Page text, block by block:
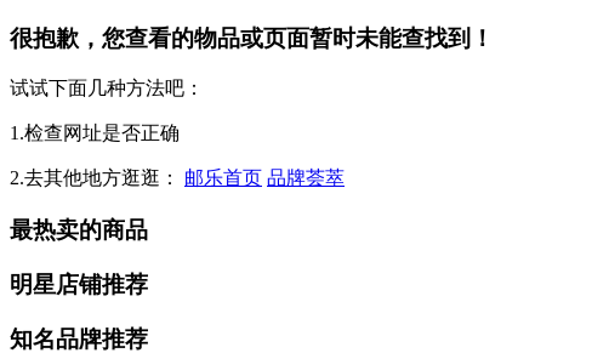
很抱歉，您查看的物品或页面暂时未能查找到！
试试下面几种方法吧：
1.检查网址是否正确
2.去其他地方逛逛： 邮乐首页 品牌荟萃
最热卖的商品
明星店铺推荐
知名品牌推荐